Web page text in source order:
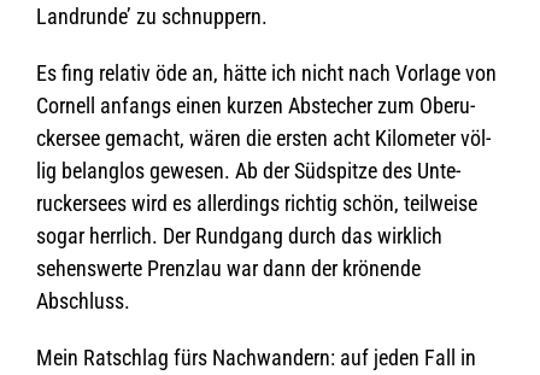
Land­runde’ zu schnuppern.
Es fing rela­tiv öde an, hätte ich nicht nach Vor­lage von
Cor­nell anfangs einen kur­zen Abste­cher zum Obe­ru­
cker­see gemacht, wären die ers­ten acht Kilo­me­ter völ­
lig belang­los gewe­sen. Ab der Süd­spitze des Unte­
rucker­sees wird es aller­dings rich­tig schön, teil­weise
sogar herr­lich. Der Rund­gang durch das wirk­lich
sehens­werte Prenz­lau war dann der krö­nende
Abschluss.
Mein Rat­schlag fürs Nach­wan­dern: auf jeden Fall in